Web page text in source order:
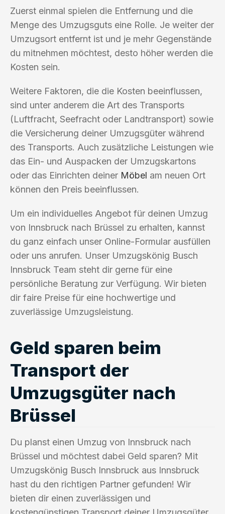
Zuerst einmal spielen die Entfernung und die
Menge des Umzugsguts eine Rolle. Je weiter der
Umzugsort entfernt ist und je mehr Gegenstände
du mitnehmen möchtest, desto höher werden die
Kosten sein.
Weitere Faktoren, die die Kosten beeinflussen,
sind unter anderem die Art des Transports
(Luftfracht, Seefracht oder Landtransport) sowie
die Versicherung deiner Umzugsgüter während
des Transports. Auch zusätzliche Leistungen wie
das Ein- und Auspacken der Umzugskartons
oder das Einrichten deiner Möbel am neuen Ort
können den Preis beeinflussen.
Um ein individuelles Angebot für deinen Umzug
von Innsbruck nach Brüssel zu erhalten, kannst
du ganz einfach unser Online-Formular ausfüllen
oder uns anrufen. Unser Umzugskönig Busch
Innsbruck Team steht dir gerne für eine
persönliche Beratung zur Verfügung. Wir bieten
dir faire Preise für eine hochwertige und
zuverlässige Umzugsleistung.
Geld sparen beim
Transport der
Umzugsgüter nach
Brüssel
Du planst einen Umzug von Innsbruck nach
Brüssel und möchtest dabei Geld sparen? Mit
Umzugskönig Busch Innsbruck aus Innsbruck
hast du den richtigen Partner gefunden! Wir
bieten dir einen zuverlässigen und